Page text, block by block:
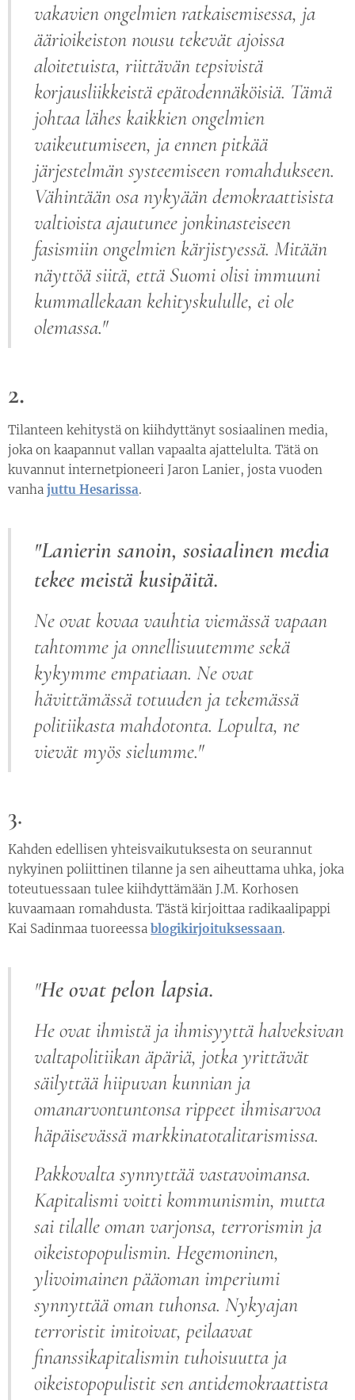
vakavien ongelmien ratkaisemisessa, ja
äärioikeiston nousu tekevät ajoissa
aloitetuista, riittävän tepsivistä
korjausliikkeistä epätodennäköisiä. Tämä
johtaa lähes kaikkien ongelmien
vaikeutumiseen, ja ennen pitkää
järjestelmän systeemiseen romahdukseen.
Vähintään osa nykyään demokraattisista
valtioista ajautunee jonkinasteiseen
fasismiin ongelmien kärjistyessä. Mitään
näyttöä siitä, että Suomi olisi immuuni
kummallekaan kehityskululle, ei ole
olemassa."
2.
Tilanteen kehitystä on kiihdyttänyt sosiaalinen media,
joka on kaapannut vallan vapaalta ajattelulta. Tätä on
kuvannut internetpioneeri Jaron Lanier, josta vuoden
vanha juttu Hesarissa.
"Lanierin sanoin, sosiaalinen media
tekee meistä kusipäitä.
Ne ovat kovaa vauhtia viemässä vapaan
tahtomme ja onnellisuutemme sekä
kykymme empatiaan. Ne ovat
hävittämässä totuuden ja tekemässä
politiikasta mahdotonta. Lopulta, ne
vievät myös sielumme."
3.
Kahden edellisen yhteisvaikutuksesta on seurannut
nykyinen poliittinen tilanne ja sen aiheuttama uhka, joka
toteutuessaan tulee kiihdyttämään J.M. Korhosen
kuvaamaan romahdusta. Tästä kirjoittaa radikaalipappi
Kai Sadinmaa tuoreessa blogikirjoituksessaan.
"He ovat pelon lapsia.
He ovat ihmistä ja ihmisyyttä halveksivan
valtapolitiikan äpäriä, jotka yrittävät
säilyttää hiipuvan kunnian ja
omanarvontuntonsa rippeet ihmisarvoa
häpäisevässä markkinatotalitarismissa.
Pakkovalta synnyttää vastavoimansa.
Kapitalismi voitti kommunismin, mutta
sai tilalle oman varjonsa, terrorismin ja
oikeistopopulismin. Hegemoninen,
ylivoimainen pääoman imperiumi
synnyttää oman tuhonsa. Nykyajan
terroristit imitoivat, peilaavat
finanssikapitalismin tuhoisuutta ja
oikeistopopulistit sen antidemokraattista